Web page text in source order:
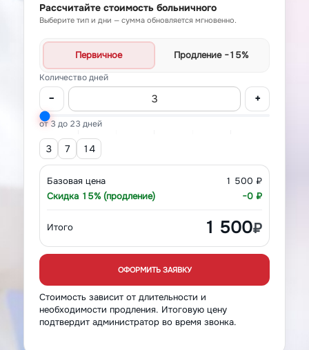
Рассчитайте стоимость больничного
Выберите тип и дни — сумма обновляется мгновенно.
Первичное Продление −15%
Количество дней
− +
от 3 до 23 дней
3 7 14
Базовая цена
1 500 ₽
Скидка 15% (продление)
−0 ₽
Итого 1 500₽
ОФОРМИТЬ ЗАЯВКУ
Стоимость зависит от длительности и
необходимости продления. Итоговую цену
подтвердит администратор во время звонка.